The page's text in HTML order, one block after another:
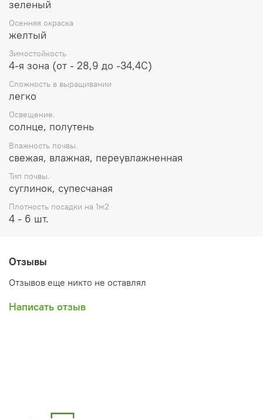
зеленый
Осенняя окраска
желтый
Зимостойкость
4-я зона (от - 28,9 до -34,4С)
Сложность в выращивании
легко
Освещение.
солнце, полутень
Влажность почвы.
свежая, влажная, переувлажненная
Тип почвы.
суглинок, супесчаная
Плотность посадки на 1м2
4 - 6 шт.
Отзывы
Отзывов еще никто не оставлял
Написать отзыв